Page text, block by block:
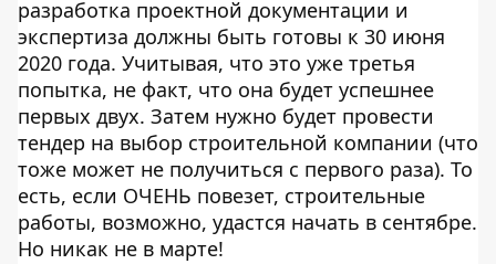
разработка проектной документации и
экспертиза должны быть готовы к 30 июня
2020 года. Учитывая, что это уже третья
попытка, не факт, что она будет успешнее
первых двух. Затем нужно будет провести
тендер на выбор строительной компании (что
тоже может не получиться с первого раза). То
есть, если ОЧЕНЬ повезет, строительные
работы, возможно, удастся начать в сентябре.
Но никак не в марте!